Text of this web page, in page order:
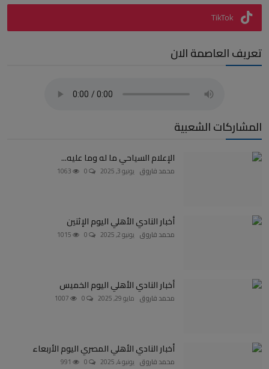
TikTok
تعريف العاصمة الان
المشاركات الشعبية
الإعلام السياحي ما له وما عليه...
محمد فاروق يونيو 3, 2025
أخبار النادي الأهلي اليوم الإثنين
محمد فاروق يونيو 2, 2025
أخبار النادي الأهلي اليوم الخميس
محمد فاروق مايو 29, 2025
أخبار النادي الأهلي المصري اليوم الأربعاء
محمد فاروق يونيو 4, 2025